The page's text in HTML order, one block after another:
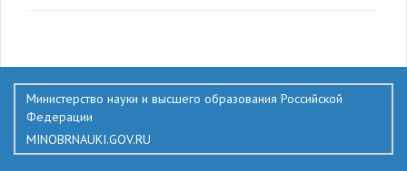
Министерство науки и высшего образования Российской
Федерации
MINOBRNAUKI.GOV.RU